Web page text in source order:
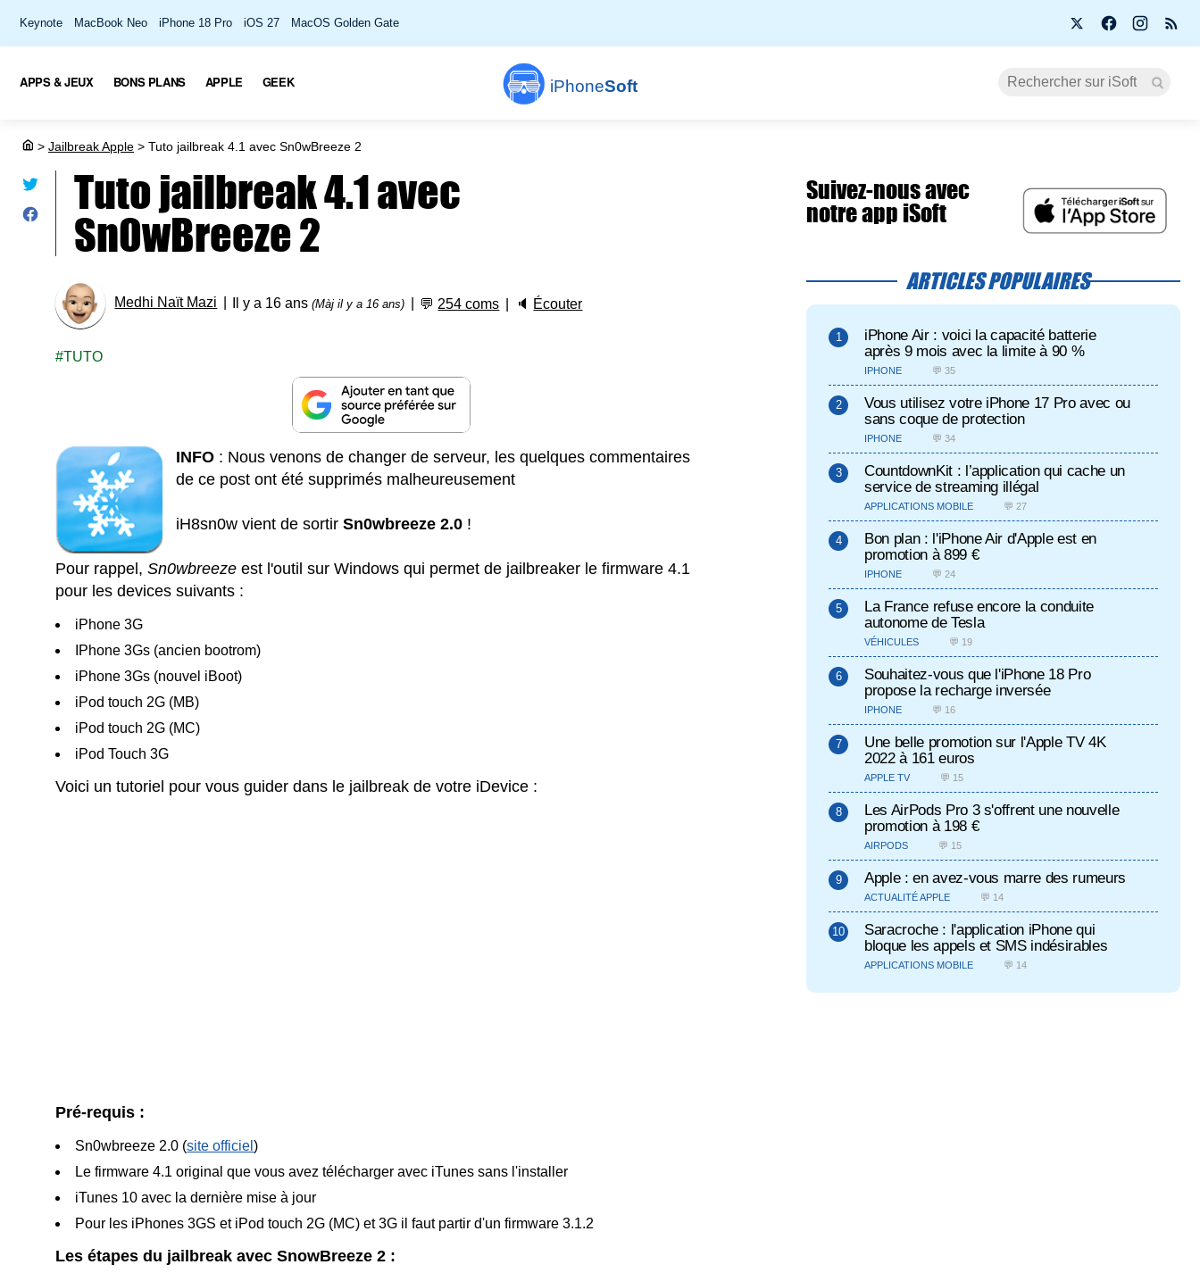
Keynote MacBook Neo iPhone 18 Pro iOS 27 MacOS Golden Gate
iPhoneSoft
APPS & JEUX BONS PLANS APPLE GEEK
> Jailbreak Apple > Tuto jailbreak 4.1 avec Sn0wBreeze 2
Tuto jailbreak 4.1 avec
Sn0wBreeze 2
Medhi Naït Mazi Il y a 16 ans(Màj il y a 16 ans) 💬 254 coms 🔈 Écouter
TUTO
INFO : Nous venons de changer de serveur, les quelques commentaires
de ce post ont été supprimés malheureusement
iH8sn0w vient de sortirSn0wbreeze 2.0 !
Pour rappel,Sn0wbreeze est l'outil sur Windows qui permet de jailbreaker le firmware 4.1
pour les devices suivants :
iPhone 3G
IPhone 3Gs (ancien bootrom)
iPhone 3Gs (nouvel iBoot)
iPod touch 2G (MB)
iPod touch 2G (MC)
iPod Touch 3G
Voici un tutoriel pour vous guider dans le jailbreak de votre iDevice :
Pré-requis :
Sn0wbreeze 2.0 (site officiel)
Le firmware 4.1 original que vous avez télécharger avec iTunes sans l'installer
iTunes 10 avec la dernière mise à jour
Pour les iPhones 3GS et iPod touch 2G (MC) et 3G il faut partir d'un firmware 3.1.2
Les étapes du jailbreak avec SnowBreeze 2 :
Suivez-nous avec
notre app iSoft
ARTICLES POPULAIRES
iPhone Air : voici la capacité batterie
après 9 mois avec la limite à 90 %
IPHONE 💬 35
Vous utilisez votre iPhone 17 Pro avec ou
sans coque de protection
IPHONE 💬 34
CountdownKit : l’application qui cache un
service de streaming illégal
APPLICATIONS MOBILE 💬 27
Bon plan : l'iPhone Air d'Apple est en
promotion à 899 €
IPHONE 💬 24
La France refuse encore la conduite
autonome de Tesla
VÉHICULES 💬 19
Souhaitez-vous que l'iPhone 18 Pro
propose la recharge inversée
IPHONE 💬 16
Une belle promotion sur l'Apple TV 4K
2022 à 161 euros
APPLE TV 💬 15
Les AirPods Pro 3 s'offrent une nouvelle
promotion à 198 €
AIRPODS 💬 15
Apple : en avez-vous marre des rumeurs
ACTUALITÉ APPLE 💬 14
Saracroche : l'application iPhone qui
bloque les appels et SMS indésirables
APPLICATIONS MOBILE 💬 14